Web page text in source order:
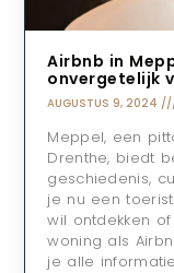
Airbnb in
onvergetelijk
AUGUSTUS 9, 2024
Meppel, een
Drenthe, biedt
geschiedenis,
je nu een
wil ontdekken
woning als
je alle informatie